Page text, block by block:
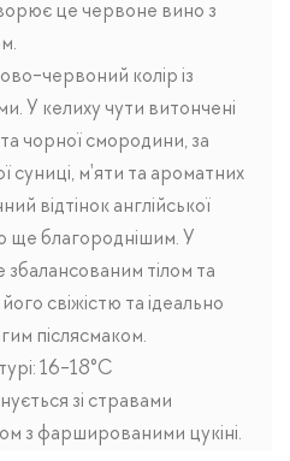
це червоне вино з
червоний колір із
У келиху чути витончені
чорної смородини, за
суниці, м'яти та ароматних
відтінок англійської
ще благороднішим. У
тілом та
свіжістю та ідеально
післясмаком.
16-18°C
зі стравами
з фаршированими цукіні.